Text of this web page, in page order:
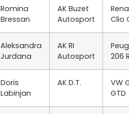
Romina
Bressan
AK Buzet
Autosport
Clio
Aleksandra
Jurdana
AK RI
Autosport
206
Doris
Labinjan
AK D.T.
VW
GTD